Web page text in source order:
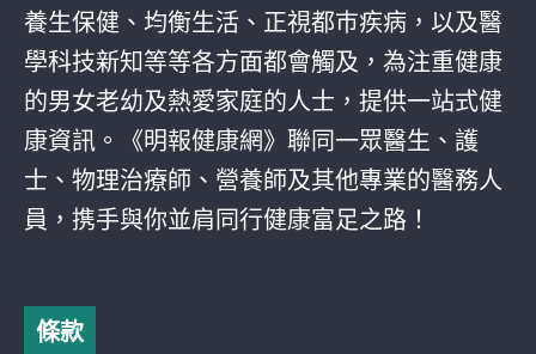
養生保健、均衡生活、正視都巿疾病，以及醫
學科技新知等等各方面都會觸及，為注重健康
的男女老幼及熱愛家庭的人士，提供一站式健
康資訊。《明報健康網》聯同一眾醫生、護
士、物理治療師、營養師及其他專業的醫務人
員，携手與你並肩同行健康富足之路！
條款